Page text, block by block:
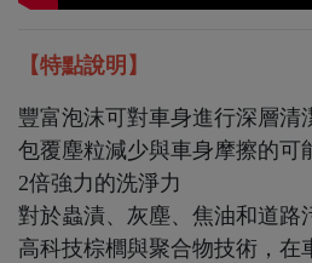
【特點說明】
豐富泡沫可對車身進行深層清
包覆塵粒減少與車身摩擦的可
2倍強力的洗淨力
對於蟲漬、灰塵、焦油和道路
高科技棕櫚與聚合物技術，在